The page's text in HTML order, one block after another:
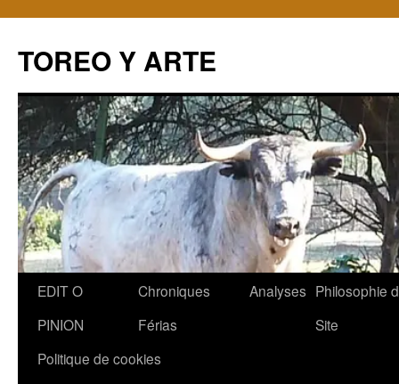
TOREO Y ARTE
Aller
contenu
EDIT O
PINION
Chroniques
Férias
Analyses Philosophie
Site
Politique de cookies